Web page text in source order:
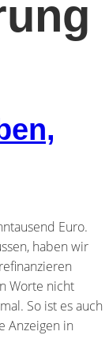
Euro.
haben wir
Worte nicht
So ist es auch
Anzeigen in